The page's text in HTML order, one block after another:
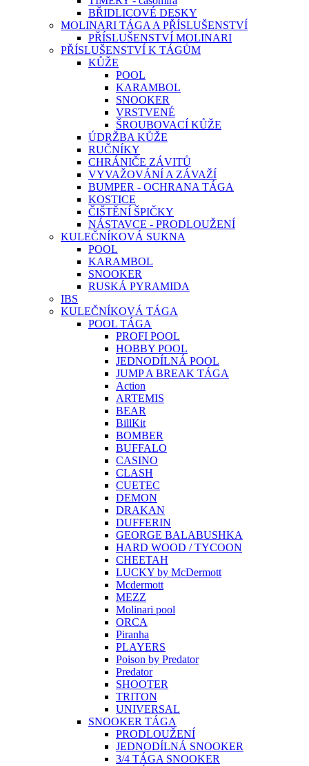
BŘIDLICOVÉ DESKY
MOLINARI TÁGA A PŘÍSLUŠENSTVÍ
PŘÍSLUŠENSTVÍ MOLINARI
PŘÍSLUŠENSTVÍ K TÁGŮM
KŮŽE
POOL
KARAMBOL
SNOOKER
VRSTVENÉ
ŠROUBOVACÍ KŮŽE
ÚDRŽBA KŮŽE
RUČNÍKY
CHRÁNIČE ZÁVITŮ
VYVAŽOVÁNÍ A ZÁVAŽÍ
BUMPER - OCHRANA TÁGA
KOSTICE
ČIŠTĚNÍ ŠPIČKY
NÁSTAVCE - PRODLOUŽENÍ
KULEČNÍKOVÁ SUKNA
POOL
KARAMBOL
SNOOKER
RUSKÁ PYRAMIDA
IBS
KULEČNÍKOVÁ TÁGA
POOL TÁGA
PROFI POOL
HOBBY POOL
JEDNODÍLNÁ POOL
JUMP A BREAK TÁGA
Action
ARTEMIS
BEAR
BillKit
BOMBER
BUFFALO
CASINO
CLASH
CUETEC
DEMON
DRAKAN
DUFFERIN
GEORGE BALABUSHKA
HARD WOOD / TYCOON
CHEETAH
LUCKY by McDermott
Mcdermott
MEZZ
Molinari pool
ORCA
Piranha
PLAYERS
Poison by Predator
Predator
SHOOTER
TRITON
UNIVERSAL
SNOOKER TÁGA
PRODLOUŽENÍ
JEDNODÍLNÁ SNOOKER
3/4 TÁGA SNOOKER